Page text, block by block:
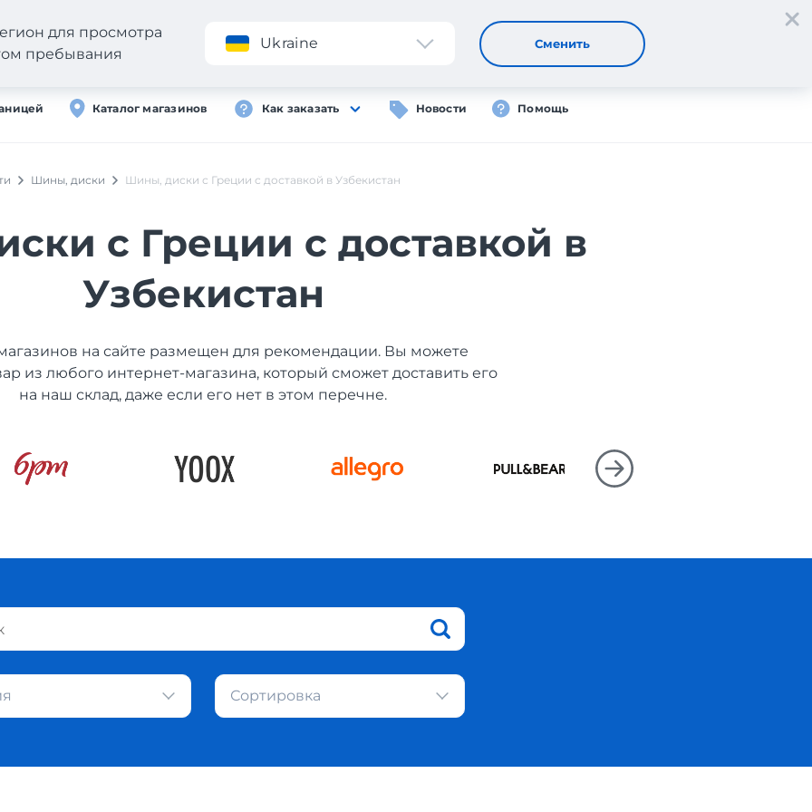
Приложение Регистрация Вход
Каталог магазинов Как заказать Новости Помощь
для просмотра
пребывания
Ukraine Сменить
Шины, диски Шины, диски с Греции с доставкой в Узбекистан
с Греции с доставкой в
Узбекистан
на сайте размещен для рекомендации. Вы можете
из любого интернет-магазина, который сможет доставить его
на наш склад, даже если его нет в этом перечне.
Сортировка